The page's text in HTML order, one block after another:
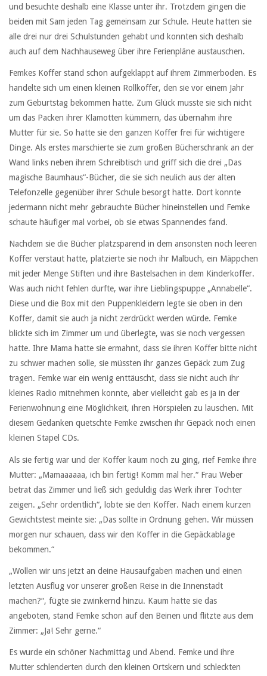
und besuchte deshalb eine Klasse unter ihr. Trotzdem gingen die
beiden mit Sam jeden Tag gemeinsam zur Schule. Heute hatten sie
alle drei nur drei Schulstunden gehabt und konnten sich deshalb
auch auf dem Nachhauseweg über ihre Ferienpläne austauschen.
Femkes Koffer stand schon aufgeklappt auf ihrem Zimmerboden. Es
handelte sich um einen kleinen Rollkoffer, den sie vor einem Jahr
zum Geburtstag bekommen hatte. Zum Glück musste sie sich nicht
um das Packen ihrer Klamotten kümmern, das übernahm ihre
Mutter für sie. So hatte sie den ganzen Koffer frei für wichtigere
Dinge. Als erstes marschierte sie zum großen Bücherschrank an der
Wand links neben ihrem Schreibtisch und griff sich die drei „Das
magische Baumhaus“-Bücher, die sie sich neulich aus der alten
Telefonzelle gegenüber ihrer Schule besorgt hatte. Dort konnte
jedermann nicht mehr gebrauchte Bücher hineinstellen und Femke
schaute häufiger mal vorbei, ob sie etwas Spannendes fand.
Nachdem sie die Bücher platzsparend in dem ansonsten noch leeren
Koffer verstaut hatte, platzierte sie noch ihr Malbuch, ein Mäppchen
mit jeder Menge Stiften und ihre Bastelsachen in dem Kinderkoffer.
Was auch nicht fehlen durfte, war ihre Lieblingspuppe „Annabelle“.
Diese und die Box mit den Puppenkleidern legte sie oben in den
Koffer, damit sie auch ja nicht zerdrückt werden würde. Femke
blickte sich im Zimmer um und überlegte, was sie noch vergessen
hatte. Ihre Mama hatte sie ermahnt, dass sie ihren Koffer bitte nicht
zu schwer machen solle, sie müssten ihr ganzes Gepäck zum Zug
tragen. Femke war ein wenig enttäuscht, dass sie nicht auch ihr
kleines Radio mitnehmen konnte, aber vielleicht gab es ja in der
Ferienwohnung eine Möglichkeit, ihren Hörspielen zu lauschen. Mit
diesem Gedanken quetschte Femke zwischen ihr Gepäck noch einen
kleinen Stapel CDs.
Als sie fertig war und der Koffer kaum noch zu ging, rief Femke ihre
Mutter: „Mamaaaaaa, ich bin fertig! Komm mal her.“ Frau Weber
betrat das Zimmer und ließ sich geduldig das Werk ihrer Tochter
zeigen. „Sehr ordentlich“, lobte sie den Koffer. Nach einem kurzen
Gewichtstest meinte sie: „Das sollte in Ordnung gehen. Wir müssen
morgen nur schauen, dass wir den Koffer in die Gepäckablage
bekommen.“
„Wollen wir uns jetzt an deine Hausaufgaben machen und einen
letzten Ausflug vor unserer großen Reise in die Innenstadt
machen?“, fügte sie zwinkernd hinzu. Kaum hatte sie das
angeboten, stand Femke schon auf den Beinen und flitzte aus dem
Zimmer: „Ja! Sehr gerne.“
Es wurde ein schöner Nachmittag und Abend. Femke und ihre
Mutter schlenderten durch den kleinen Ortskern und schleckten